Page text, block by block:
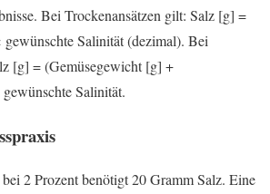
Bei Trockenansätzen gilt: Salz [g] =
Salinität (dezimal). Bei
[g] = (Gemüsegewicht [g] +
Salinität.
2 Prozent benötigt 20 Gramm Salz. Eine